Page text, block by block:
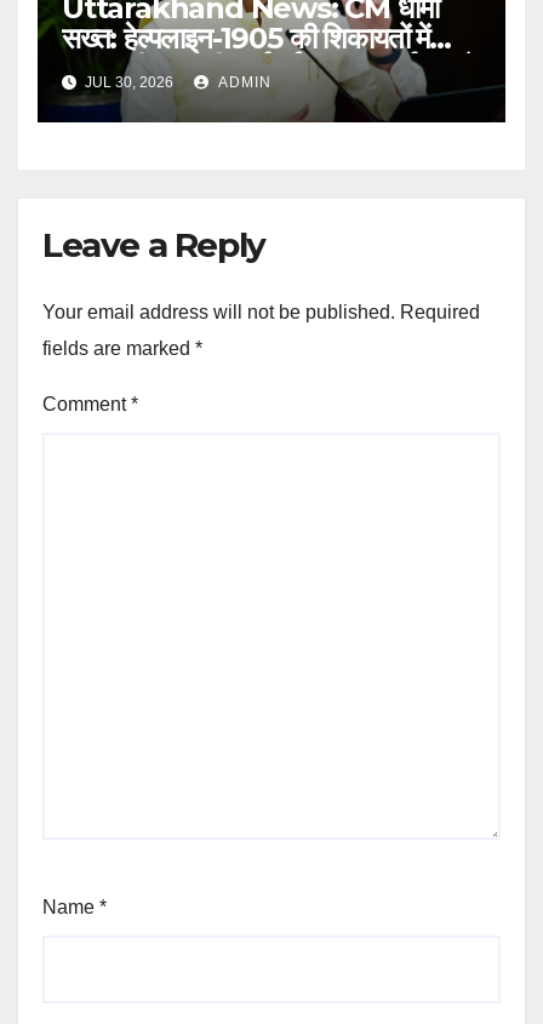
Uttarakhand News: CM धामी
सख्त: हेल्पलाइन-1905 की शिकायतों में
लापरवाही पर होगी कार्रवाई, शून्य प्रदर्शन वाले
अधिकारियों को नोटिस…
JUL 30, 2026 ADMIN
Leave a Reply
Your email address will not be published. Required
fields are marked *
Comment*
Name *